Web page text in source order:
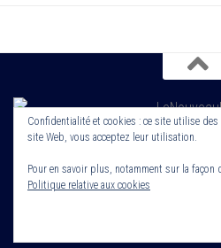
Copyright 2022. Le Nouveau Navire.
Cornerstone
Confidentialité et cookies : ce site utilise
site Web, vous acceptez leur utilisation.
Pour en savoir plus, notamment sur la
Politique relative aux cookies